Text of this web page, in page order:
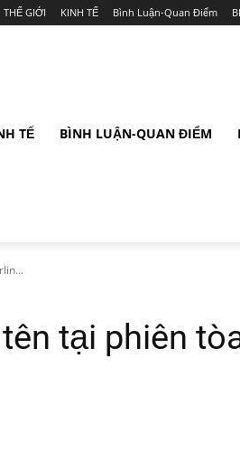
THẾ GIỚI KINH TẾ Bình Luận-Quan Điểm
TẾ BÌNH LUẬN-QUAN ĐIỂM
tại phiên